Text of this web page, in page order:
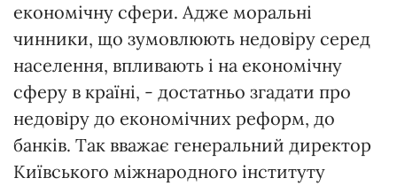
економічну сфери. Адже моральні
чинники, що зумовлюють недовіру серед
населення, впливають і на економічну
сферу в країні, - достатньо згадати про
недовіру до економічних реформ, до
банків. Так вважає генеральний директор
Київського міжнародного інституту